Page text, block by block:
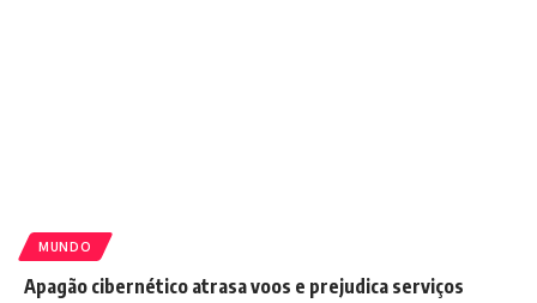
MUNDO
Apagão cibernético atrasa voos e prejudica serviços